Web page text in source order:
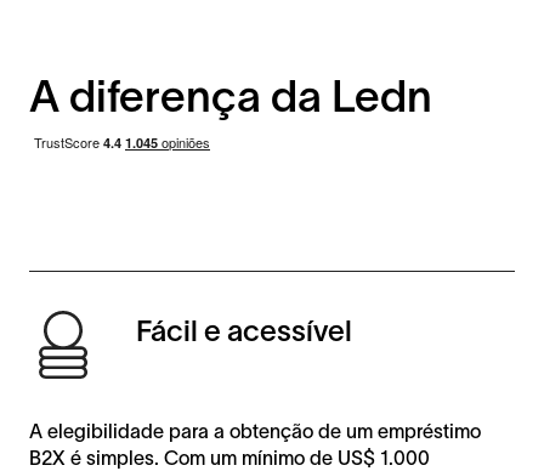
A diferença da Ledn
Fácil e acessível
A elegibilidade para a obtenção de um empréstimo
B2X é simples. Com um mínimo de US$ 1.000